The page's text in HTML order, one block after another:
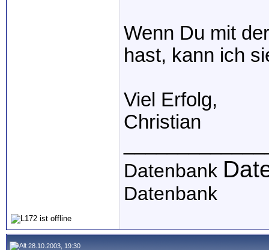
Wenn Du mit
hast, kann ich
Viel Erfolg,
Christian
Datenbank
Datenbank
28.10.2003, 19:30